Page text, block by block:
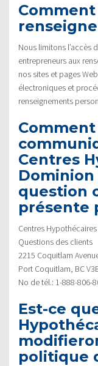
Nous limitons l’accès
entrepreneurs aux
nos sites et pages
électroniques et
renseignements
Centres
Dominion
question
présente
Centres
Questions des clients
2215 Coquitlam
Port Coquitlam, BC
No de tél.: 1-888-806-
Est-ce
politique